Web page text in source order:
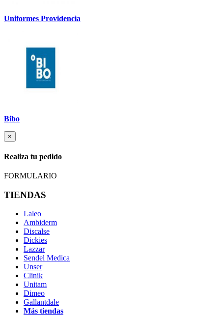
Uniformes Providencia
Bibo
×
Realiza tu pedido
FORMULARIO
TIENDAS
Laleo
Ambiderm
Discalse
Dickies
Lazzar
Sendel Medica
Unser
Clinik
Unitam
Dimeo
Gallantdale
Más tiendas